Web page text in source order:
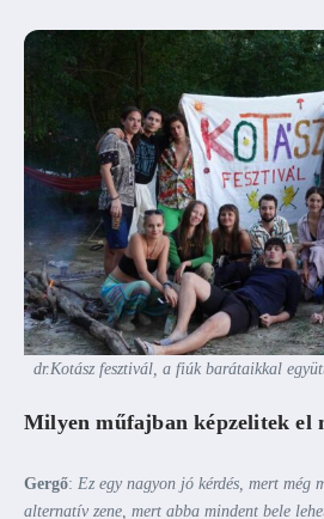
dr.Kotász fesztivál, a fiúk barátaikkal
Milyen műfajban képzelitek el
Gergő: Ez egy nagyon jó kérdés, mert még
alternatív zene, mert abba mindent bele